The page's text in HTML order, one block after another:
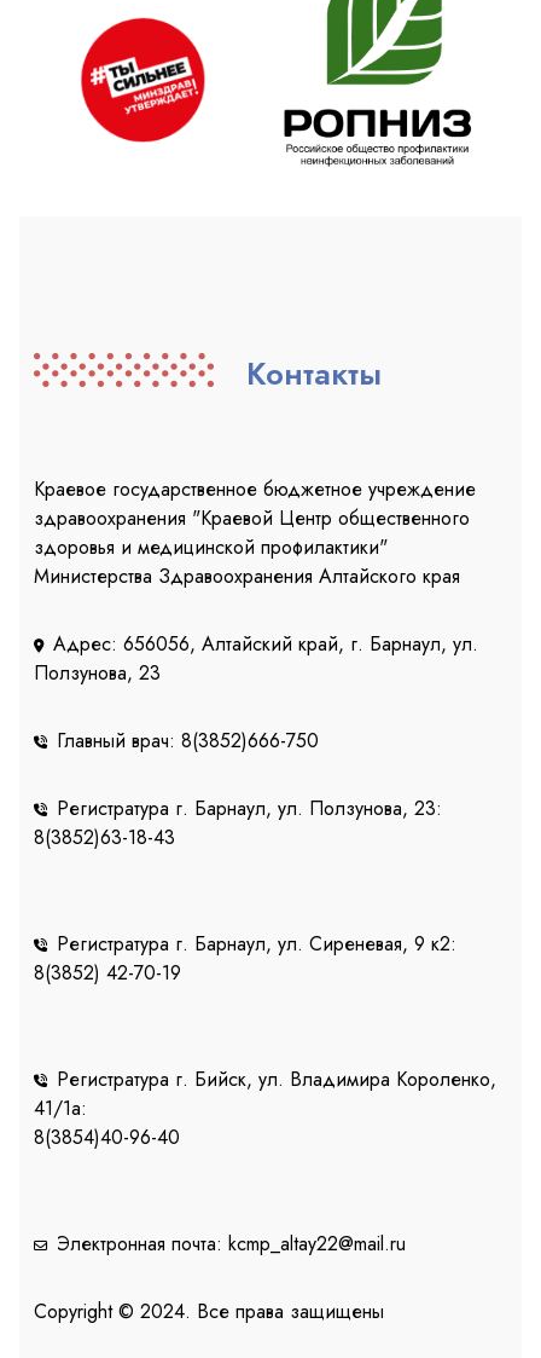
Контакты
Краевое государственное бюджетное учреждение
здравоохранения "Краевой Центр общественного
здоровья и медицинской профилактики"
Министерства Здравоохранения Алтайского края
Адрес: 656056, Алтайский край, г. Барнаул, ул.
Ползунова, 23
Главный врач: 8(3852)666-750
Регистратура г. Барнаул, ул. Ползунова, 23:
8(3852)63-18-43
Регистратура г. Барнаул, ул. Сиреневая, 9 к2:
8(3852) 42-70-19
Регистратура г. Бийск, ул. Владимира Короленко,
41/1a:
8(3854)40-96-40
Электронная почта: kcmp_altay22@mail.ru
Copyright © 2024. Все права защищены